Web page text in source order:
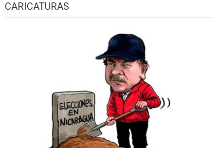
CARICATURAS